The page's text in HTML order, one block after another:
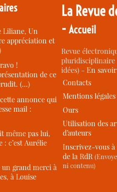
Liliane, Un
appréciation et
!
de ce
(…)
annonce qui
mail :
même pas lui,
: c’est Aurélie
un grand merci à
à Louise
La Revue
-Accueil
Revue
idées) -En
Contacts
Mentions légales
Ours
Utilisation des
d’auteurs
Inscrivez-vous
de la RdR
ni contenu)